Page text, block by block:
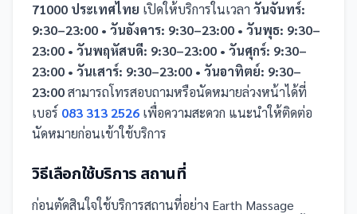
71000 ประเทศไทย เปิดให้บริการในเวลา วันจันทร์:
9:30–23:00 • วันอังคาร: 9:30–23:00 • วันพุธ: 9:30–
23:00 • วันพฤหัสบดี: 9:30–23:00 • วันศุกร์: 9:30–
23:00 • วันเสาร์: 9:30–23:00 • วันอาทิตย์: 9:30–
23:00สามารถโทรสอบถามหรือนัดหมายล่วงหน้าได้ที่
เบอร์ 083 313 2526 เพื่อความสะดวก แนะนำให้ติดต่อ
นัดหมายก่อนเข้าใช้บริการ
วิธีเลือกใช้บริการ สถานที่
ก่อนตัดสินใจใช้บริการสถานที่อย่าง Earth Massage